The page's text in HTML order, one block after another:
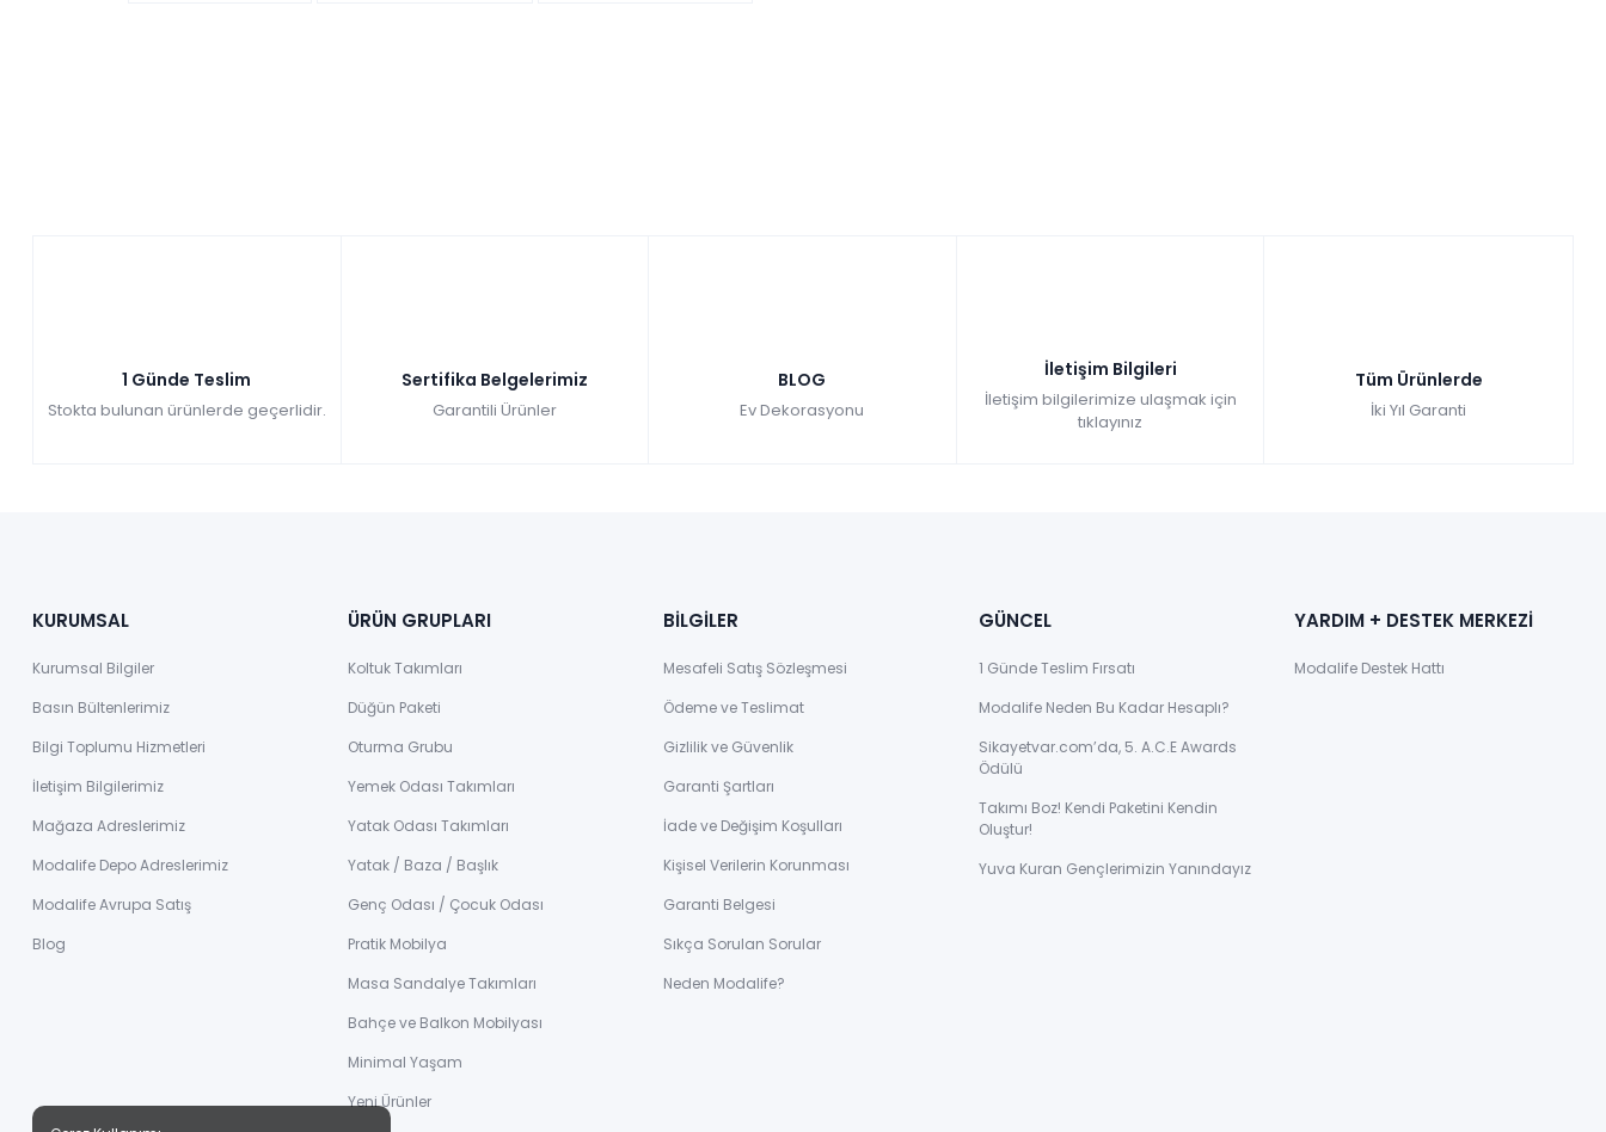
1 Günde Teslim
Stokta bulunan ürünlerde geçerlidir.
Sertifika Belgelerimiz
Garantili Ürünler
BLOG
Ev Dekorasyonu
İletişim Bilgileri
İletişim bilgilerimize ulaşmak için
tıklayınız
Tüm Ürünlerde
İki Yıl Garanti
KURUMSAL
Kurumsal Bilgiler
Basın Bültenlerimiz
Bilgi Toplumu Hizmetleri
İletişim Bilgilerimiz
Mağaza Adreslerimiz
Modalife Depo Adreslerimiz
Modalife Avrupa Satış
Blog
ÜRÜN GRUPLARI
Koltuk Takımları
Düğün Paketi
Oturma Grubu
Yemek Odası Takımları
Yatak Odası Takımları
Yatak / Baza / Başlık
Genç Odası / Çocuk Odası
Pratik Mobilya
Masa Sandalye Takımları
Bahçe ve Balkon Mobilyası
Minimal Yaşam
Yeni Ürünler
BİLGİLER
Mesafeli Satış Sözleşmesi
Ödeme ve Teslimat
Gizlilik ve Güvenlik
Garanti Şartları
İade ve Değişim Koşulları
Kişisel Verilerin Korunması
Garanti Belgesi
Sıkça Sorulan Sorular
Neden Modalife?
GÜNCEL
1 Günde Teslim Fırsatı
Modalife Neden Bu Kadar Hesaplı?
Sikayetvar.com’da, 5. A.C.E Awards
Ödülü
Takımı Boz! Kendi Paketini Kendin
Oluştur!
Yuva Kuran Gençlerimizin Yanındayız
YARDIM + DESTEK MERKEZİ
Modalife Destek Hattı